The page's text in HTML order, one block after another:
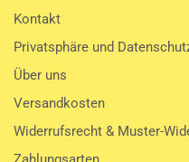
Kontakt
Privatsphäre und
Über uns
Versandkosten
Widerrufsrecht & Muster-